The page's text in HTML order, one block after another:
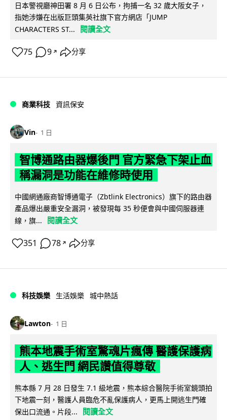
日本警視廳神田署 8 月 6 日公布，拘捕一名 32 歲大阪女子，
指她涉嫌在出版巨頭集英社旗下官方網店「JUMP
CHARACTERS ST...
閱讀全文
75 9 ↗ 分享
商業科技 資訊保安
Vin 1 日
智博通路由器爆後門 官方緊急下架止血
稱漏洞是功能在維修時使用
中國網通廠商智博通電子（Zbtlink Electronics）旗下的路由器
產品爆出嚴重安全漏洞，被發現每 35 秒便會與中國伺服器連
線，旗...
閱讀全文
351 78 ↗ 分享
科技娛樂 生活娛樂 城中熱話
Lawton 1 日
熊本地震手術室驚魂片瘋傳 醫護保護病
人、逃生門 網民讚值得尊敬
熊本縣 7 月 28 日發生 7.1 級地震，熊本綜合醫院手術室鏡頭拍
下地震一刻，醫護人員臨危不亂保護病人，更馬上開逃生門確
保出口流通。片段...
閱讀全文